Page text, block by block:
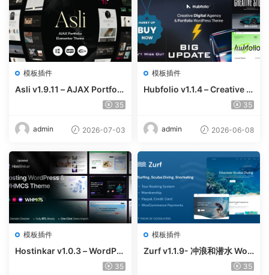
模板插件
Asli v1.9.11 – AJAX Portfoli
o Elementor WordPress Th
35
admin 2026-07-03
模板插件
Hubfolio v1.1.4 – Creative P
ortfolio & Digital Agency W
e
35
admin 2026-06-08
模板插件
Hostinkar v1.0.3 – WordPre
35
模板插件
Zurf v1.1.9- 冲浪和潜水 Wor
35